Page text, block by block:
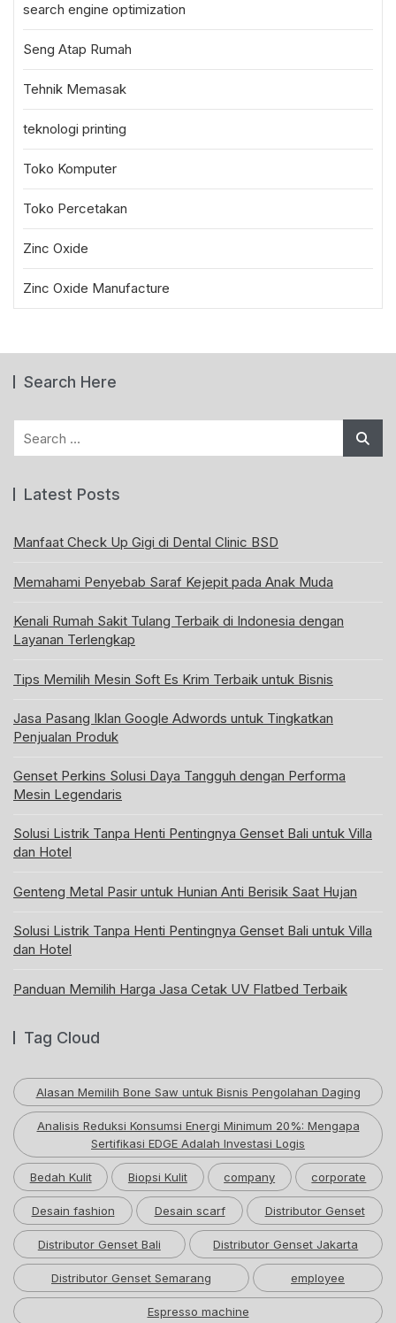
search engine optimization
Seng Atap Rumah
Tehnik Memasak
teknologi printing
Toko Komputer
Toko Percetakan
Zinc Oxide
Zinc Oxide Manufacture
Search Here
Latest Posts
Manfaat Check Up Gigi di Dental Clinic BSD
Memahami Penyebab Saraf Kejepit pada Anak Muda
Kenali Rumah Sakit Tulang Terbaik di Indonesia dengan
Layanan Terlengkap
Tips Memilih Mesin Soft Es Krim Terbaik untuk Bisnis
Jasa Pasang Iklan Google Adwords untuk Tingkatkan
Penjualan Produk
Genset Perkins Solusi Daya Tangguh dengan Performa
Mesin Legendaris
Solusi Listrik Tanpa Henti Pentingnya Genset Bali untuk Villa
dan Hotel
Genteng Metal Pasir untuk Hunian Anti Berisik Saat Hujan
Solusi Listrik Tanpa Henti Pentingnya Genset Bali untuk Villa
dan Hotel
Panduan Memilih Harga Jasa Cetak UV Flatbed Terbaik
Tag Cloud
Alasan Memilih Bone Saw untuk Bisnis Pengolahan Daging
Analisis Reduksi Konsumsi Energi Minimum 20%: Mengapa
Sertifikasi EDGE Adalah Investasi Logis
Bedah Kulit Biopsi Kulit company corporate
Desain fashion Desain scarf Distributor Genset
Distributor Genset Bali Distributor Genset Jakarta
Distributor Genset Semarang employee
Espresso machine